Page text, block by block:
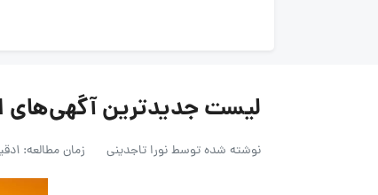
لیست جدیدترین آگهی‌های استخدام
نوشته شده توسطنورا تاجدینی زمان مطالعه: 1دقیقه